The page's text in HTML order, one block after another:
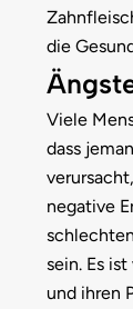
die
Viele
dass
negative
sein. Es
und ihren